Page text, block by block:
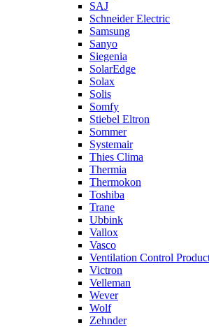
SAJ
Schneider Electric
Samsung
Sanyo
Siegenia
SolarEdge
Solax
Solis
Somfy
Stiebel Eltron
Sommer
Systemair
Thies Clima
Thermia
Thermokon
Toshiba
Trane
Ubbink
Vallox
Vasco
Ventilation Control
Victron
Velleman
Wever
Wolf
Zehnder